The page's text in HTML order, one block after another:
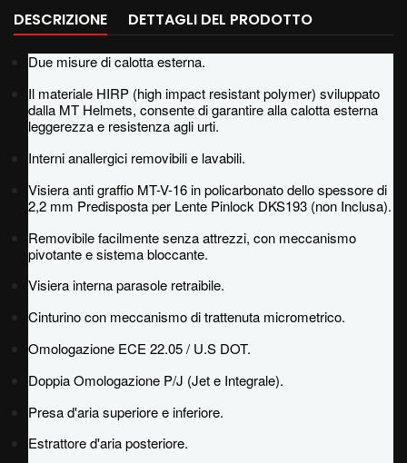
DESCRIZIONE DETTAGLI DEL PRODOTTO
Due misure di calotta esterna.
Il materiale HIRP (high impact resistant polymer) sviluppato
dalla MT Helmets, consente di garantire alla calotta esterna
leggerezza e resistenza agli urti.
Interni anallergici removibili e lavabili.
Visiera anti graffio MT-V-16 in policarbonato dello spessore di
2,2 mm Predisposta per Lente Pinlock DKS193 (non Inclusa).
Removibile facilmente senza attrezzi, con meccanismo
pivotante e sistema bloccante.
Visiera interna parasole retraibile.
Cinturino con meccanismo di trattenuta micrometrico.
Omologazione ECE 22.05 / U.S DOT.
Doppia Omologazione P/J (Jet e Integrale).
Presa d'aria superiore e inferiore.
Estrattore d'aria posteriore.